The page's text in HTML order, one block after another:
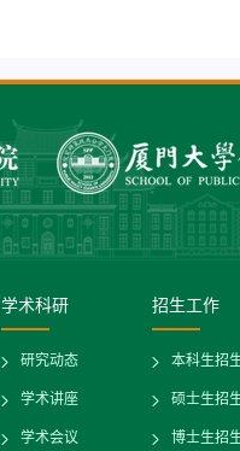
学术科研
研究动态
学术讲座
学术会议
招生工作
本科生招
硕士生招
博士生招